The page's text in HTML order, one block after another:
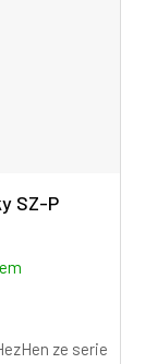
SZ-P
ze serie